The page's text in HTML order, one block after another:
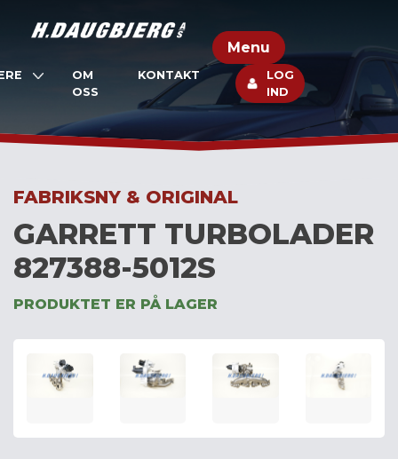
Menu
OM
OSS
KONTAKT
LOG
IND
FABRIKSNY & ORIGINAL
GARRETT TURBOLADER
827388-5012S
PRODUKTET ER PÅ LAGER